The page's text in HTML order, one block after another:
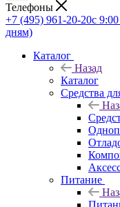
Телефоны
+7 (495) 961-20-20с
дням)
Каталог
Назад
Каталог
Средства
Питание